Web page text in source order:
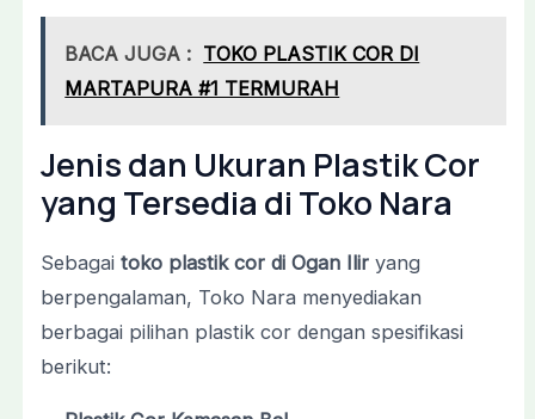
BACA JUGA : TOKO PLASTIK COR DI
MARTAPURA #1 TERMURAH
Jenis dan Ukuran Plastik Cor
yang Tersedia di Toko Nara
Sebagai toko plastik cor di Ogan Iliryang
berpengalaman, Toko Nara menyediakan
berbagai pilihan plastik cor dengan spesifikasi
berikut: